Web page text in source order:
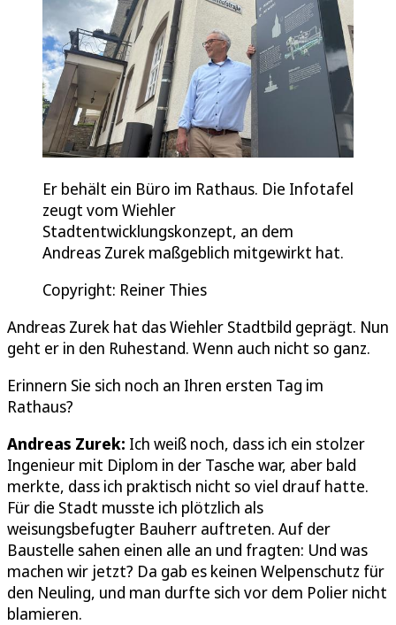
Er behält ein Büro im Rathaus. Die Infotafel
zeugt vom Wiehler
Stadtentwicklungskonzept, an dem
Andreas Zurek maßgeblich mitgewirkt hat.
Copyright: Reiner Thies
Andreas Zurek hat das Wiehler Stadtbild geprägt. Nun
geht er in den Ruhestand. Wenn auch nicht so ganz.
Erinnern Sie sich noch an Ihren ersten Tag im
Rathaus?
Andreas Zurek: Ich weiß noch, dass ich ein stolzer
Ingenieur mit Diplom in der Tasche war, aber bald
merkte, dass ich praktisch nicht so viel drauf hatte.
Für die Stadt musste ich plötzlich als
weisungsbefugter Bauherr auftreten. Auf der
Baustelle sahen einen alle an und fragten: Und was
machen wir jetzt? Da gab es keinen Welpenschutz für
den Neuling, und man durfte sich vor dem Polier nicht
blamieren.